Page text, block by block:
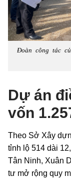
Đoàn công tác
Dự án
vốn
Theo Sở Xây
tỉnh lộ 514 dài
Tân Ninh, Xuân
tư mở rộng quy